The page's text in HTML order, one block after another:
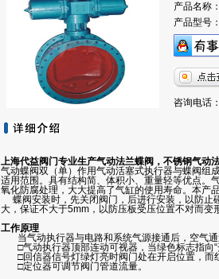
产品名称
产品型号
咨询电话
上海代益阀门专业生产气动法兰蝶阀，不锈钢气动
气动蝶阀双（单）作用气动活塞式执行器与蝶阀组
适用范围。具有结构简、体积小、重量轻等优点。
氧化防腐处理，大大提高了气缸的使用寿命。本产
蝶阀安装时，先关闭阀门，后进行安装，以防止
大，保证不大于5mm，以防压板受压位置不对而变
工作原理
当气动执行器与电路和系统气源接通后，空气通
□气动执行器顶部连动可视器，当绿色标志指向“
□回信器信号灯绿灯亮时阀门处在开启位置，而
□定位器可调节阀门管道流量。